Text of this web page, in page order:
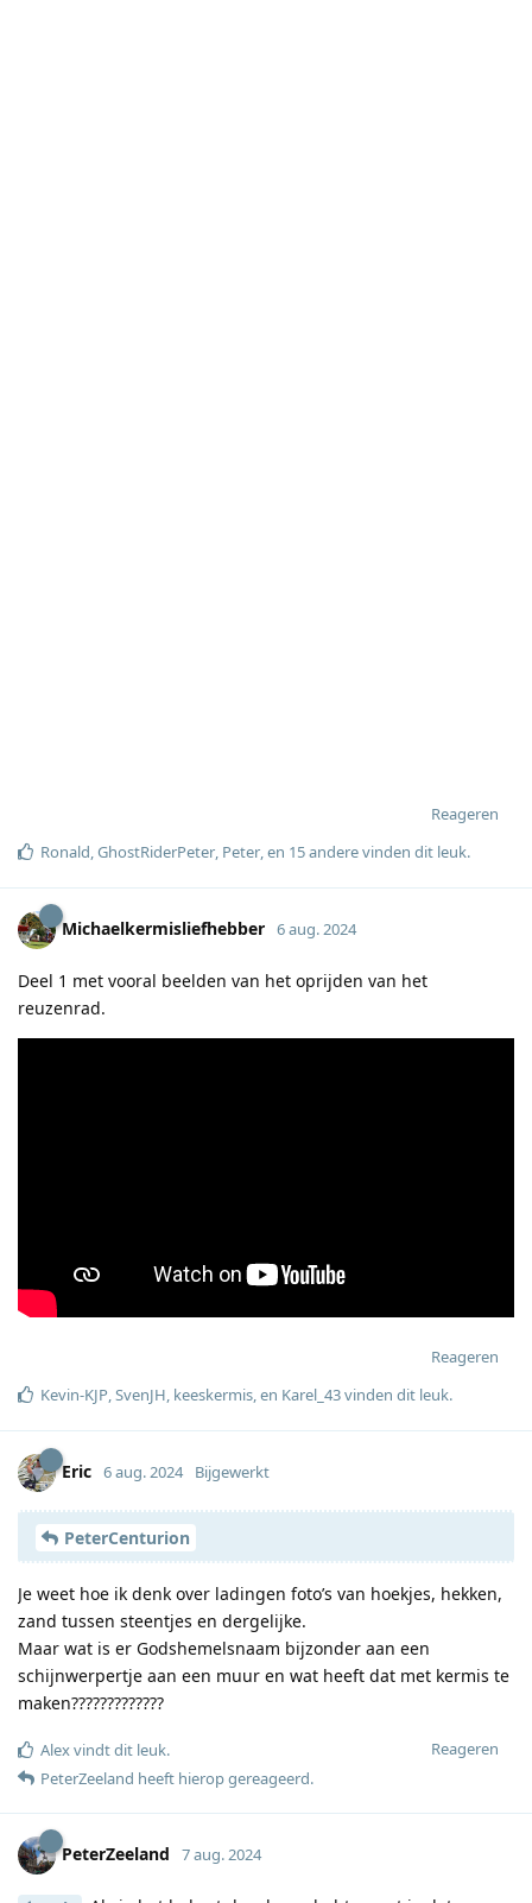
Reageren
Ronald,GhostRiderPeter, Peter, en 15anderevinden dit leuk.
Michaelkermisliefhebber 6 aug. 2024
Deel 1 met vooral beelden van het oprijden van het
reuzenrad.
Reageren
Kevin-KJP,SvenJH, keeskermis, en Karel_43vinden dit leuk.
Eric 6 aug. 2024 Bijgewerkt
PeterCenturion
Je weet hoe ik denk over ladingen foto’s van hoekjes, hekken,
zand tussen steentjes en dergelijke.
Maar wat is er Godshemelsnaam bijzonder aan een
schijnwerpertje aan een muur en wat heeft dat met kermis te
maken?????????????
Reageren
Alexvindt dit leuk.
PeterZeeland heeft hierop gereageerd.
PeterZeeland 7 aug. 2024